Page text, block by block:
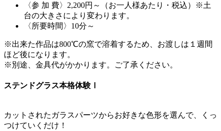
〈参 加 費〉2,200円～（お一人様あたり・税込）※土
台の大きさにより変わります。
〈所要時間〉10分～
※出来た作品は800℃の窯で溶着するため、お渡しは１週間
ほど後になります。
※別途、金具代がかかります。ご了承ください。
ステンドグラス本格体験Ⅰ
カットされたガラスパーツからお好きな色形を選んで、くっ
つけていくだけ！